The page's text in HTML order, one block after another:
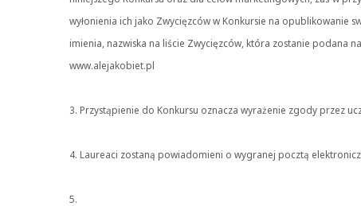
wyłonienia ich jako Zwycięzców w Konkursie na opublikowanie
imienia, nazwiska na liście Zwycięzców, która zostanie podana
www.alejakobiet.pl
3. Przystąpienie do Konkursu oznacza wyrażenie zgody przez
4. Laureaci zostaną powiadomieni o wygranej pocztą
5.